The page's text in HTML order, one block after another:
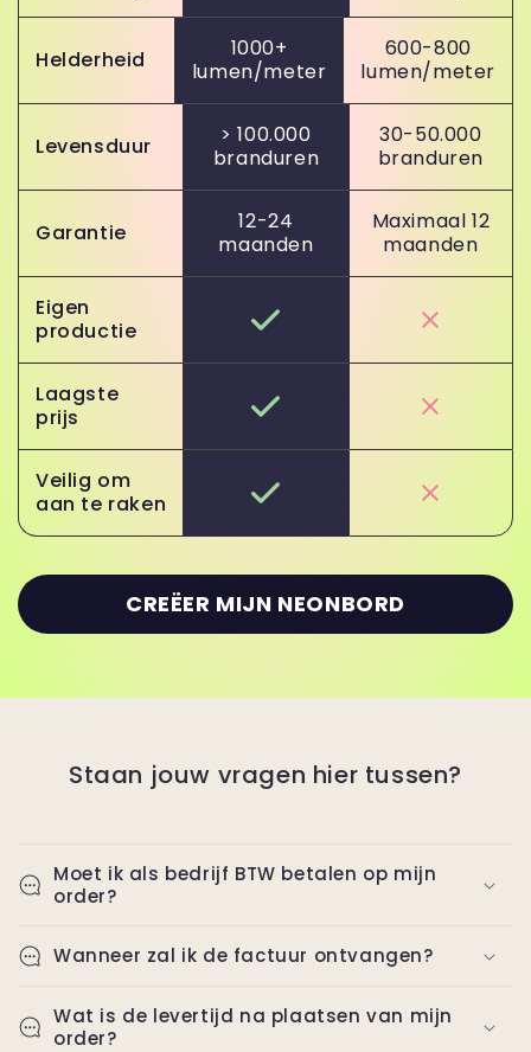
Helderheid
1000+
lumen/meter
600-800
lumen/meter
Levensduur
> 100.000
branduren
30-50.000
branduren
Garantie
12-24
maanden
Maximaal 12
maanden
Eigen
productie
Laagste
prijs
Veilig om
aan te raken
CREËER MIJN NEONBORD
Staan jouw vragen hier tussen?
Moet ik als bedrijf BTW betalen op mijn
order?
Wanneer zal ik de factuur ontvangen?
Wat is de levertijd na plaatsen van mijn
order?